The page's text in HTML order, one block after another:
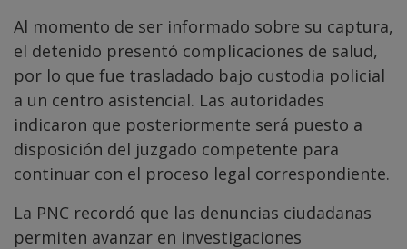
Al momento de ser informado sobre su captura,
el detenido presentó complicaciones de salud,
por lo que fue trasladado bajo custodia policial
a un centro asistencial. Las autoridades
indicaron que posteriormente será puesto a
disposición del juzgado competente para
continuar con el proceso legal correspondiente.
La PNC recordó que las denuncias ciudadanas
permiten avanzar en investigaciones